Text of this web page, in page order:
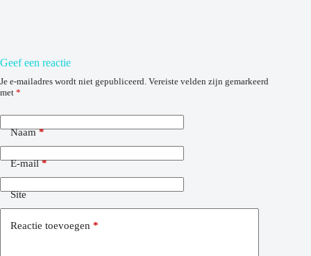
Geef een reactie
Je e-mailadres wordt niet gepubliceerd. Vereiste velden zijn gemarkeerd
met *
Naam*
E-mail*
Site
Reactie toevoegen *